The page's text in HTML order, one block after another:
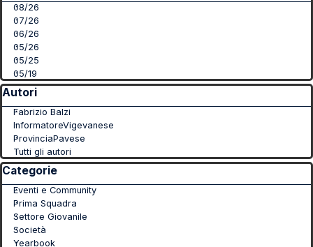
08/26
07/26
06/26
05/26
05/25
05/19
Salta blocco Autori
Autori
Fabrizio Balzi
InformatoreVigevanese
ProvinciaPavese
Tutti gli autori
Salta blocco Categorie
Categorie
Eventi e Community
Prima Squadra
Settore Giovanile
Società
Yearbook